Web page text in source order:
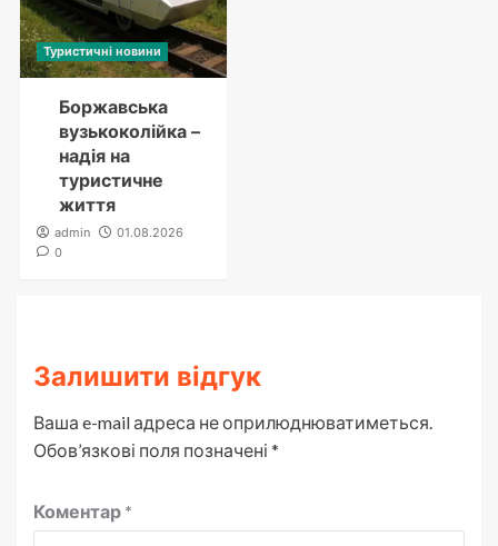
Туристичні новини
Боржавська
вузькоколійка –
надія на
туристичне
життя
admin
01.08.2026
0
Залишити відгук
Ваша e-mail адреса не оприлюднюватиметься.
Обов’язкові поля позначені *
Коментар *